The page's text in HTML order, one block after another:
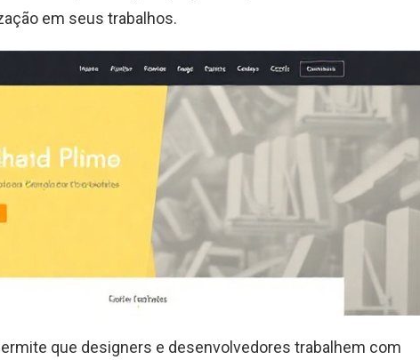
em seus trabalhos.
que designers e desenvolvedores trabalhem com